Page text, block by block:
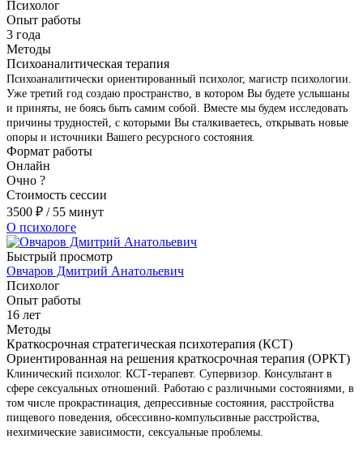
Психолог
Опыт работы
3 года
Методы
Психоаналитическая терапия
Психоаналитически ориентированный психолог, магистр психологии.
Уже третий год создаю пространство, в котором Вы будете услышаны
и приняты, не боясь быть самим собой. Вместе мы будем исследовать
причины трудностей, с которыми Вы сталкиваетесь, открывать новые
опоры и источники Вашего ресурсного состояния.
Формат работы
Онлайн
Очно ?
Стоимость сессии
3500 ₽ / 55 минут
О психологе
Быстрый просмотр
Овчаров Дмитрий Анатольевич
Психолог
Опыт работы
16 лет
Методы
Краткосрочная стратегическая психотерапия (КСТ)
Ориентированная на решения краткосрочная терапия (ОРКТ)
Клинический психолог. КСТ-терапевт. Супервизор. Консультант в
сфере сексуальных отношений. Работаю с различными состояниями, в
том числе прокрастинация, депрессивные состояния, расстройства
пищевого поведения, обсессивно-компульсивные расстройства,
нехимические зависимости, сексуальные проблемы.